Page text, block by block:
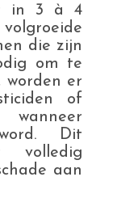
in 3 à 4
die zijn
om te
worden er
of
wanneer
Dit
volledig
aan